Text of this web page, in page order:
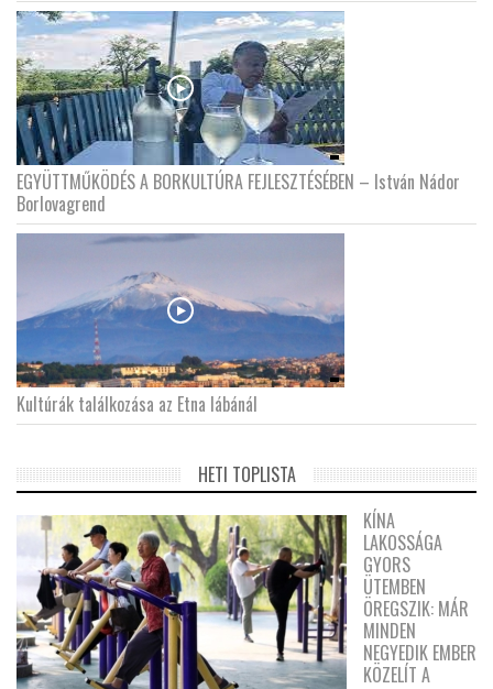
EGYÜTTMŰKÖDÉS A BORKULTÚRA FEJLESZTÉSÉBEN – István Nádor
Borlovagrend
Kultúrák találkozása az Etna lábánál
HETI TOPLISTA
KÍNA
LAKOSSÁGA
GYORS
ÜTEMBEN
ÖREGSZIK: MÁR
MINDEN
NEGYEDIK EMBER
KÖZELÍT A